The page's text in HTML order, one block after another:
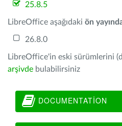
25.8.5
LibreOffice aşağıdaki ön
26.8.0
LibreOffice'in eski sürümlerini
arşivde bulabilirsiniz
DOCUMENTATION